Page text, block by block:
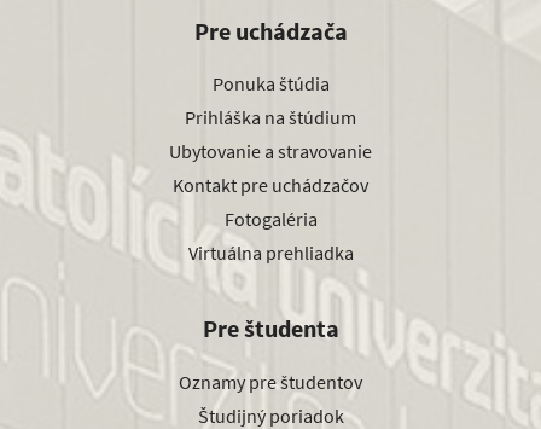
Pre uchádzača
Ponuka štúdia
Prihláška na štúdium
Ubytovanie a stravovanie
Kontakt pre uchádzačov
Fotogaléria
Virtuálna prehliadka
Pre študenta
Oznamy pre študentov
Študijný poriadok